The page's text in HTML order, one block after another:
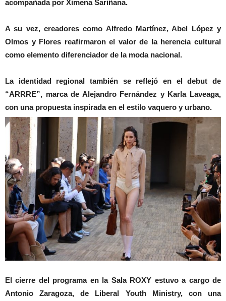
acompañada por Ximena Sariñana.
A su vez, creadores como Alfredo Martínez, Abel López y
Olmos y Flores reafirmaron el valor de la herencia cultural
como elemento diferenciador de la moda nacional.
La identidad regional también se reflejó en el debut de
“ARRRE”, marca de Alejandro Fernández y Karla Laveaga,
con una propuesta inspirada en el estilo vaquero y urbano.
El cierre del programa en la Sala ROXY estuvo a cargo de
Antonio Zaragoza, de Liberal Youth Ministry, con una